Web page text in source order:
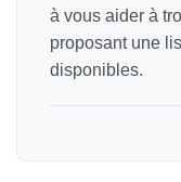
à vous aider à
proposant une
disponibles.